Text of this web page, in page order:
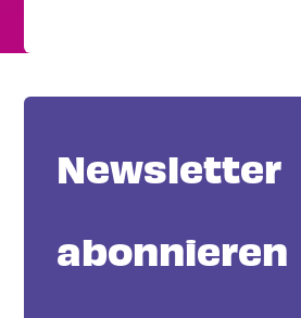
Newsletter
abonnieren